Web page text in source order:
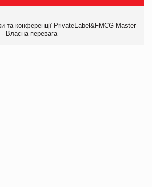
та конференції PrivateLabel&FMCG Master-
Власна перевага